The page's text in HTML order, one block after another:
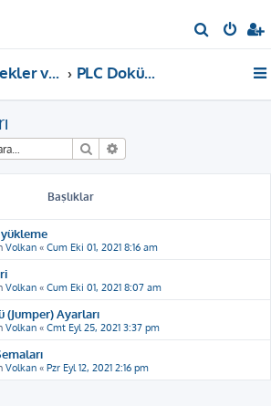
r
Örnekler ve Dokümanlar PLC Dokümanları
Ara
Başlıklar
Volkan « Cum Eki 01, 2021 8:16 am
Volkan « Cum Eki 01, 2021 8:07 am
(Jumper) Ayarları
Volkan « Cmt Eyl 25, 2021 3:37 pm
Volkan « Pzr Eyl 12, 2021 2:16 pm